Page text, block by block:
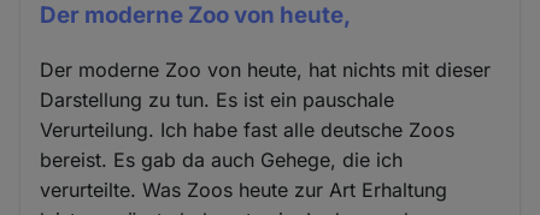
Der moderne Zoo von heute,
Der moderne Zoo von heute, hat nichts mit dieser
Darstellung zu tun. Es ist ein pauschale
Verurteilung. Ich habe fast alle deutsche Zoos
bereist. Es gab da auch Gehege, die ich
verurteilte. Was Zoos heute zur Art Erhaltung